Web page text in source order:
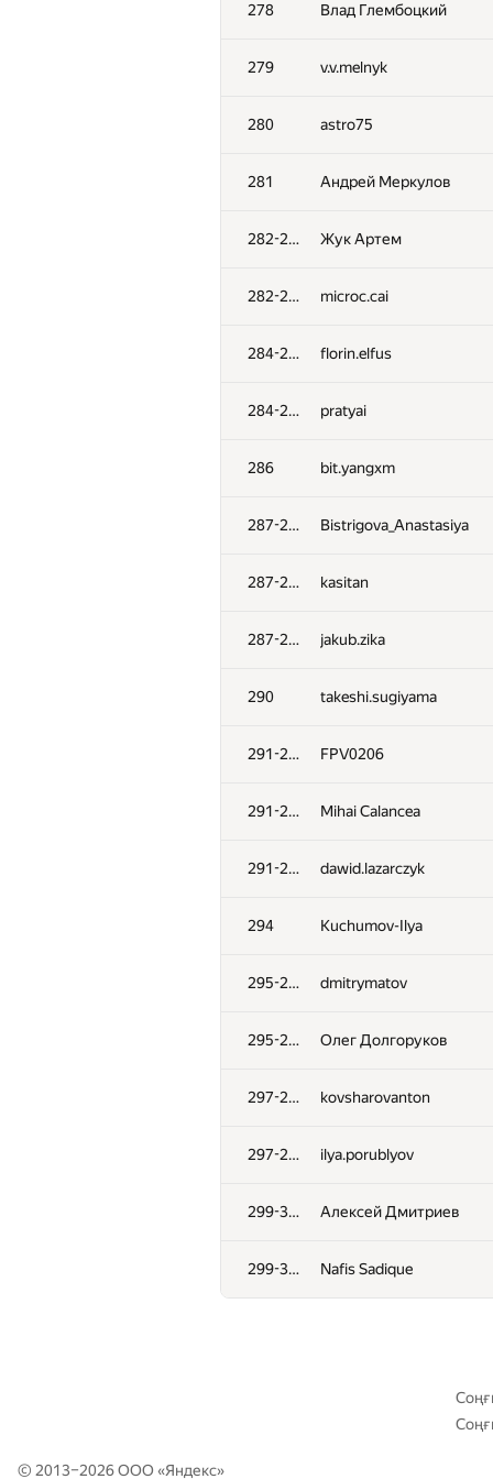
278 Влад Глембоцкий
279 v.v.melnyk
280 astro75
281 Андрей Меркулов
282-283 Жук Артем
282-283 microc.cai
284-285 florin.elfus
284-285 pratyai
286 bit.yangxm
287-289 Bistrigova_Anastasiya
287-289 kasitan
287-289 jakub.zika
290 takeshi.sugiyama
291-293 FPV0206
291-293 Mihai Calancea
291-293 dawid.lazarczyk
294 Kuchumov-Ilya
295-296 dmitrymatov
295-296 Олег Долгоруков
297-298 kovsharovanton
297-298 ilya.porublyov
299-301 Алексей Дмитриев
299-301 Nafis Sadique
251 soniakac93
252 Сергей Александр
253 avolchek
254 shiro.midnight
255 zhyang
256 Шах Егор
257 beka9797
258 Tung nguyen khac
259 Misha100896
260 Шлюнкин Алексей
261 W4yneb0t
262 acm-misis
263 Antoniuk
264 adamax
265 bcurcio
© 2013–2026 ООО «Яндекс»